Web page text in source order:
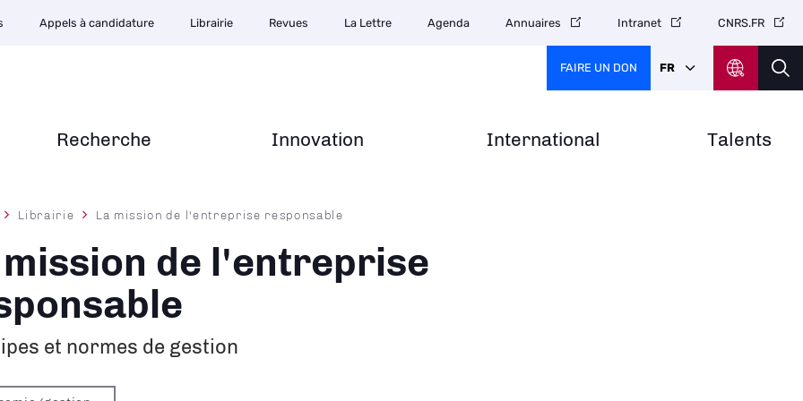
Recherche Innovation International Talents
Appels à candidature Librairie Revues La Lettre Agenda Annuaires Intranet CNRS.FR
FAIRE UN DON FR
Librairie La mission de l'entreprise responsable
mission de l'entreprise
et normes de gestion